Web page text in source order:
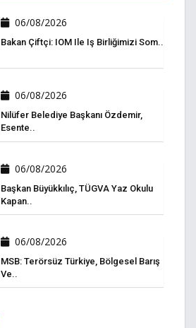
06/08/2026
Bakan Çiftçi: IOM Ile Iş Birliğimizi Som..
06/08/2026
Nilüfer Belediye Başkanı Özdemir,
Esente..
06/08/2026
Başkan Büyükkılıç, TÜGVA Yaz Okulu
Kapan..
06/08/2026
MSB: Terörsüz Türkiye, Bölgesel Barış
Ve..